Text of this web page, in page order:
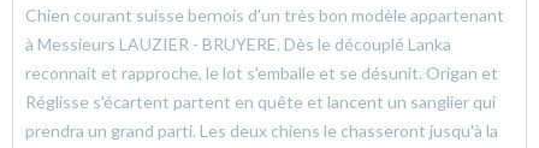
Chien courant suisse bernois d'un très bon modèle appartenant
à Messieurs LAUZIER - BRUYERE. Dès le découplé Lanka
reconnait et rapproche, le lot s'emballe et se désunit. Origan et
Réglisse s'écartent partent en quête et lancent un sanglier qui
prendra un grand parti. Les deux chiens le chasseront jusqu'à la